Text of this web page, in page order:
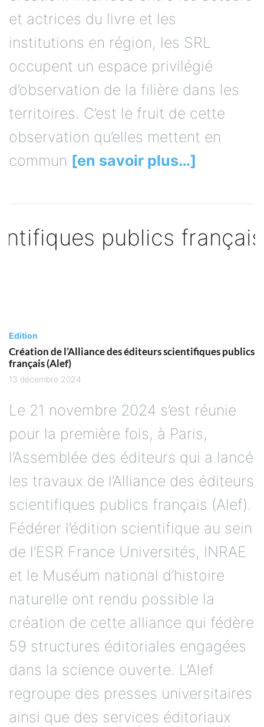
et actrices du livre et les
institutions en région, les SRL
occupent un espace privilégié
d’observation de la filière dans les
territoires. C’est le fruit de cette
observation qu’elles mettent en
commun [en savoir plus…]
Edition
Création de l’Alliance des éditeurs scientifiques publics
français (Alef)
13 décembre 2024
Le 21 novembre 2024 s’est réunie
pour la première fois, à Paris,
l’Assemblée des éditeurs qui a lancé
les travaux de l’Alliance des éditeurs
scientifiques publics français (Alef).
Fédérer l’édition scientifique au sein
de l’ESR France Universités, INRAE
et le Muséum national d’histoire
naturelle ont rendu possible la
création de cette alliance qui fédère
59 structures éditoriales engagées
dans la science ouverte. L’Alef
regroupe des presses universitaires
ainsi que des services éditoriaux